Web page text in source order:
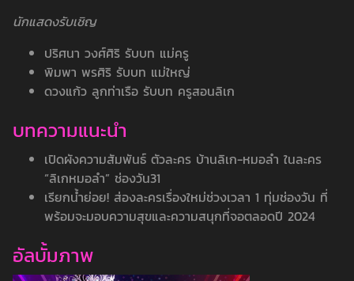
นักแสดงรับเชิญ
ปริศนา วงศ์ศิริ รับบท แม่ครู
พิมพา พรศิริ รับบท แม่ใหญ่
ดวงแก้ว ลูกท่าเรือ รับบท ครูสอนลิเก
บทความแนะนำ
เปิดผังความสัมพันธ์ ตัวละคร บ้านลิเก-หมอลำ ในละคร
“ลิเกหมอลำ” ช่องวัน31
เรียกน้ำย่อย! ส่องละครเรื่องใหม่ช่วงเวลา 1 ทุ่มช่องวัน ที่
พร้อมจะมอบความสุขและความสนุกที่จอตลอดปี 2024
อัลบั้มภาพ